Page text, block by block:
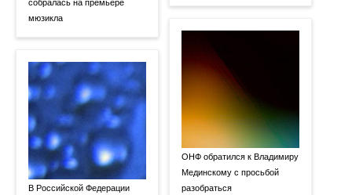
мюзикла
В Российской Федерации
ОНФ обратился к Владимиру
Мединскому с просьбой
разобраться